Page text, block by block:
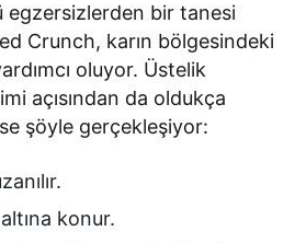
egzersizlerden bir tanesi
Crunch, karın bölgesindeki
oluyor. Üstelik
açısından da oldukça
şöyle gerçekleşiyor:
altına konur.